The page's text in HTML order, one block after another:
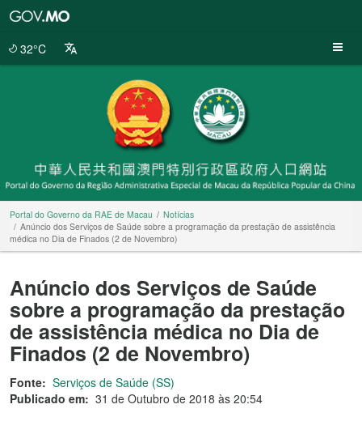
32°C
Portal do Governo da RAE de Macau
Notícias
Anúncio dos Serviços de Saúde sobre a programação da prestação de assistência
médica no Dia de Finados (2 de Novembro)
Anúncio dos Serviços de Saúde
sobre a programação da prestação
de assistência médica no Dia de
Finados (2 de Novembro)
Fonte: Serviços de Saúde (SS)
Publicado em: 31 de Outubro de 2018 às 20:54